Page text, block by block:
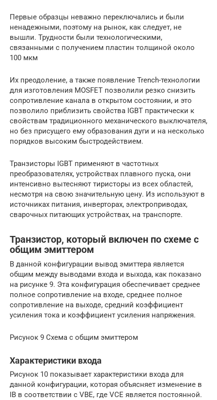
Первые образцы неважно переключались и были
ненадежными, поэтому на рынок, как следует, не
вышли. Трудности были технологическими,
связанными с получением пластин толщиной около
100 мкм
Их преодоление, а также появление Trench-технологии
для изготовления MOSFET позволили резко снизить
сопротивление канала в открытом состоянии, и это
позволило приблизить свойства IGBT практически к
свойствам традиционного механического выключателя,
но без присущего ему образования дуги и на несколько
порядков высоким быстродействием.
Транзисторы IGBT применяют в частотных
преобразователях, устройствах плавного пуска, они
интенсивно вытесняют тиристоры из всех областей,
несмотря на свою значительную цену. Из используют в
источниках питания, инверторах, электроприводах,
сварочных питающих устройствах, на транспорте.
Транзистор, который включен по схеме с
общим эмиттером
В данной конфигурации вывод эмиттера является
общим между выводами входа и выхода, как показано
на рисунке 9. Эта конфигурация обеспечивает среднее
полное сопротивление на входе, среднее полное
сопротивление на выходе, средний коэффициент
усиления тока и коэффициент усиления напряжения.
Рисунок 9 Схема с общим эмиттером
Характеристики входа
Рисунок 10 показывает характеристики входа для
данной конфигурации, которая объясняет изменение в
IB в соответствии с VBE, где VCE является постоянной.